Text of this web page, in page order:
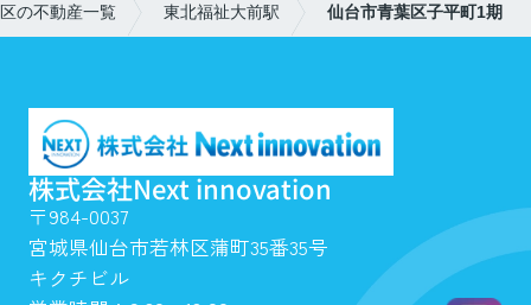
の不動産一覧 東北福祉大前駅 仙台市青葉区子平町1期
株式会社Next innovation
〒984-0037
宮城県仙台市若林区蒲町35番35号
キクチビル